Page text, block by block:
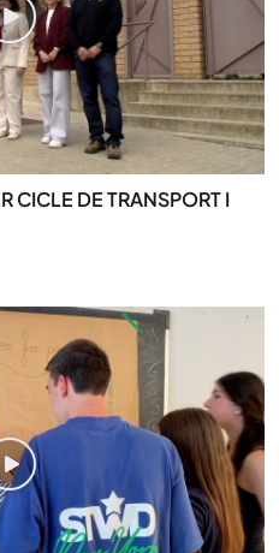
CICLE DE TRANSPORT I